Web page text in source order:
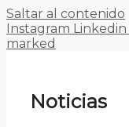
Saltar al contenido
Instagram Linkedin
marked
Noticias